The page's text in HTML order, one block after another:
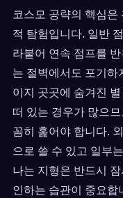
코스모 공략의 핵심은
적 탐험입니다. 일반
라붙어 연속 점프를
는 절벽에서도 포기하
이지 곳곳에 숨겨진
떠 있는 경우가 많으
꼼히 훑어야 합니다.
으로 쓸 수 있고 일부
나는 지형은 반드시
인하는 습관이 중요